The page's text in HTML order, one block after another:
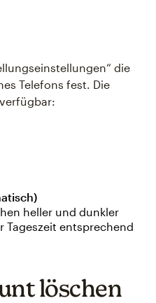
die
Telefons fest. Die
heller und dunkler
Tageszeit entsprechend
löschen